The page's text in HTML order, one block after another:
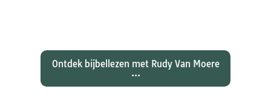
Ontdek bijbellezen met Rudy Van Moere
...